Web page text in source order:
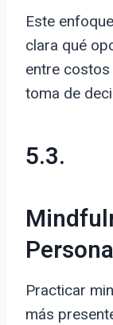
Este
clara qué
entre
toma de
5.3.
Practicar
más